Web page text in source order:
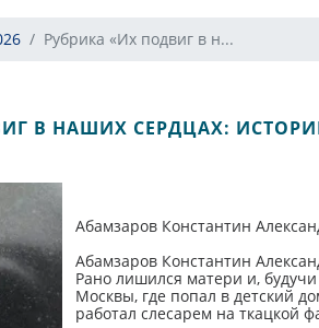
Рубрика «Их подвиг в н...
В НАШИХ СЕРДЦАХ:
Абамзаров Константин
Абамзаров Константин
Рано лишился матери и,
Москвы, где попал в детский
работал слесарем на ткацкой